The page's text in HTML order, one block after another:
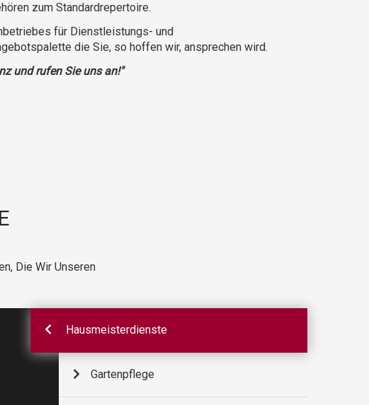
zum Standardrepertoire.
für Dienstleistungs- und
die Sie, so hoffen wir, ansprechen wird.
und rufen Sie uns an!"
Die Wir Unseren
Hausmeisterdienste
Gartenpflege